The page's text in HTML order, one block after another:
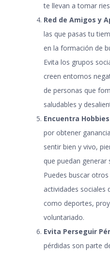
te llevan a tomar
Red de Amigos y
las que pasas tu
en la formación de
Evita los grupos
creen entornos
de personas que
saludables y
Encuentra
por obtener
sentir bien y vivo,
que puedan generar
Puedes buscar
actividades sociales
como deportes,
voluntariado.
Evita Perseguir
pérdidas son parte